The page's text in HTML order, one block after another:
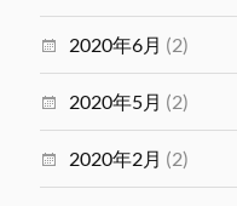
2020年6月 (2)
2020年5月 (2)
2020年2月 (2)